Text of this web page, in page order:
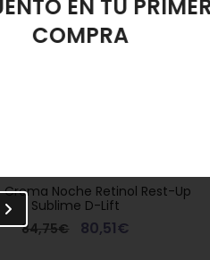
Crema Noche Retinol Rest-Up
Sublime D-Lift
84,75€
80,51€
DESMAQUILLANTE